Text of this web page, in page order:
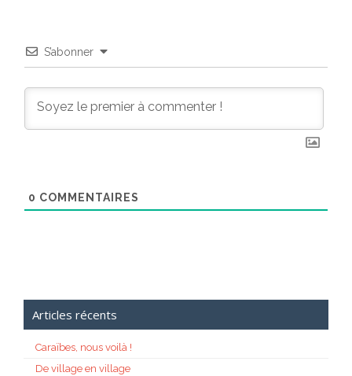
S’abonner
0 COMMENTAIRES
Articles récents
Caraïbes, nous voilà !
De village en village